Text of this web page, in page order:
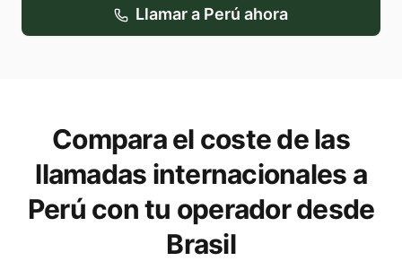
Llamar a Perú ahora
Compara el coste de las
llamadas internacionales a
Perú con tu operadordesde
Brasil